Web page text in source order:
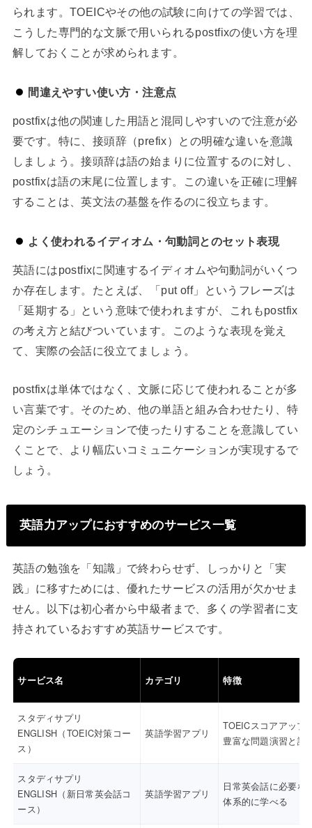
られます。TOEICやその他の試験に向けての学習では、
こうした専門的な文脈で用いられるpostfixの使い方を理
解しておくことが求められます。
間違えやすい使い方・注意点
postfixは他の関連した用語と混同しやすいので注意が必
要です。特に、接頭辞（prefix）との明確な違いを意識
しましょう。接頭辞は語の始まりに位置するのに対し、
postfixは語の末尾に位置します。この違いを正確に理解
することは、英文法の基盤を作るのに役立ちます。
よく使われるイディオム・句動詞とのセット表現
英語にはpostfixに関連するイディオムや句動詞がいくつ
か存在します。たとえば、「put off」というフレーズは
「延期する」という意味で使われますが、これもpostfix
の考え方と結びついています。このような表現を覚え
て、実際の会話に役立てましょう。
postfixは単体ではなく、文脈に応じて使われることが多
い言葉です。そのため、他の単語と組み合わせたり、特
定のシチュエーションで使ったりすることを意識してい
くことで、より幅広いコミュニケーションが実現するで
しょう。
英語力アップにおすすめのサービス一覧
英語の勉強を「知識」で終わらせず、しっかりと「実
践」に移すためには、優れたサービスの活用が欠かせま
せん。以下は初心者から中級者まで、多くの学習者に支
持されているおすすめ英語サービスです。
サービス名 カテゴリ 特徴
スタディサプリ
ENGLISH（TOEIC対策コー
ス）
英語学習アプリ
TOEICスコアアップ
豊富な問題演習と講
スタディサプリ
ENGLISH（新日常英会話コ
ース）
英語学習アプリ
日常英会話に必要な
体系的に学べる